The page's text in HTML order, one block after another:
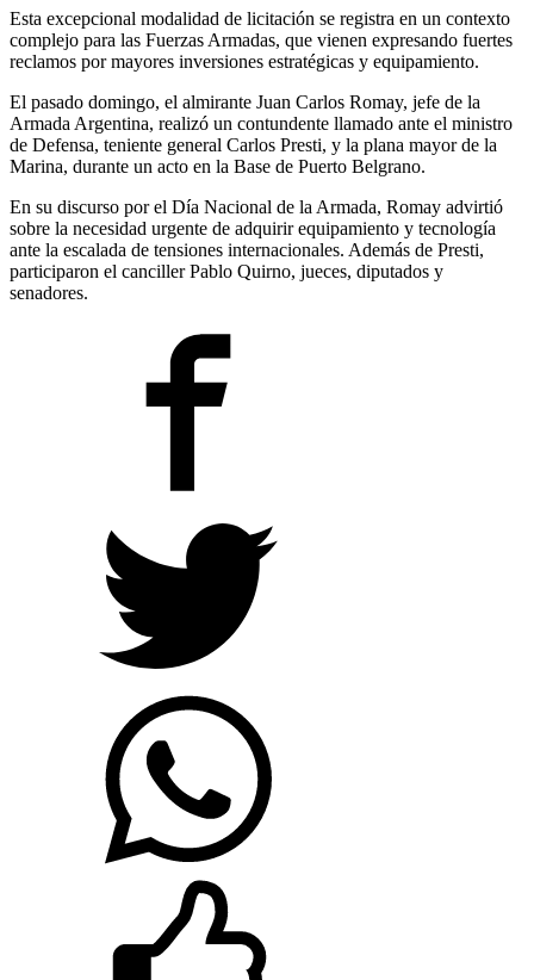
Esta excepcional modalidad de licitación se registra en un contexto
complejo para las Fuerzas Armadas, que vienen expresando fuertes
reclamos por mayores inversiones estratégicas y equipamiento.
El pasado domingo, el almirante Juan Carlos Romay, jefe de la
Armada Argentina, realizó un contundente llamado ante el ministro
de Defensa, teniente general Carlos Presti, y la plana mayor de la
Marina, durante un acto en la Base de Puerto Belgrano.
En su discurso por el Día Nacional de la Armada, Romay advirtió
sobre la necesidad urgente de adquirir equipamiento y tecnología
ante la escalada de tensiones internacionales. Además de Presti,
participaron el canciller Pablo Quirno, jueces, diputados y
senadores.